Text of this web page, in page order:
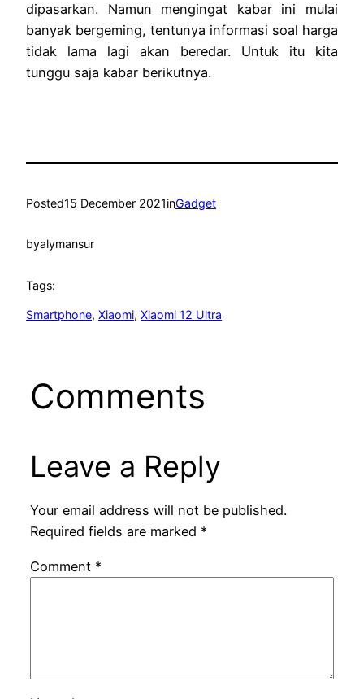
dipasarkan. Namun mengingat kabar ini mulai
banyak bergeming, tentunya informasi soal harga
tidak lama lagi akan beredar. Untuk itu kita
tunggu saja kabar berikutnya.
Posted15 December 2021inGadget
byalymansur
Tags:
Smartphone, Xiaomi, Xiaomi 12 Ultra
Comments
Leave a Reply
Your email address will not be published.
Required fields are marked *
Comment *